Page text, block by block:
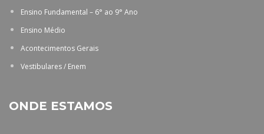
Ensino Fundamental – 6° ao 9° Ano
Ensino Médio
Acontecimentos Gerais
Vestibulares / Enem
ONDE ESTAMOS